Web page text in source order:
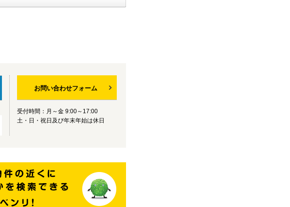
お問い合わせフォーム
受付時間：月～金 9:00～17:00
土・日・祝日及び年末年始は休日